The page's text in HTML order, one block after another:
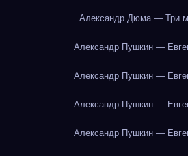
Александр Дюма — Три
Александр Пушкин —
Александр Пушкин —
Александр Пушкин —
Александр Пушкин —